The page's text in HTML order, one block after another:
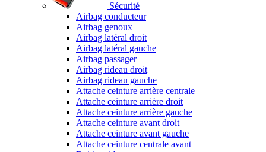
Sécurité
Airbag conducteur
Airbag genoux
Airbag latéral droit
Airbag latéral gauche
Airbag passager
Airbag rideau droit
Airbag rideau gauche
Attache ceinture arrière centrale
Attache ceinture arrière droit
Attache ceinture arrière gauche
Attache ceinture avant droit
Attache ceinture avant gauche
Attache ceinture centrale avant